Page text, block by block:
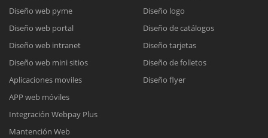
Diseño web pyme
Diseño web portal
Diseño web intranet
Diseño web mini sitios
Aplicaciones moviles
APP web móviles
Integración Webpay Plus
Mantención Web
Diseño logo
Diseño de catálogos
Diseño tarjetas
Diseño de folletos
Diseño flyer